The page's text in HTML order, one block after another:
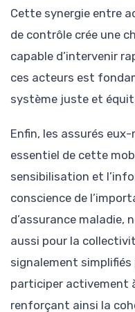
Cette synergie entre
de contrôle crée une
capable d’intervenir
ces acteurs est
système juste et
Enfin, les assurés
essentiel de cette
sensibilisation et
conscience de
d’assurance maladie,
aussi pour la
signalement
participer activement
renforçant ainsi la